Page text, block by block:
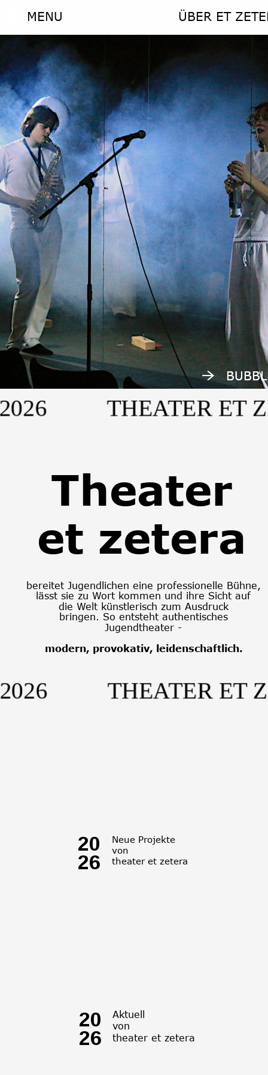
2026 THEATER ET
Theater
et zetera
bereitet Jugendlichen eine professionelle Bühne,
lässt sie zu Wort kommen und ihre Sicht auf
die Welt künstlerisch zum Ausdruck
bringen. So entsteht authentisches
Jugendtheater -
modern, provokativ, leidenschaftlich.
2026 THEATER ET
20
26
Neue Projekte
von
theater et zetera
20
26
Aktuell
von
theater et zetera
MENU ÜBER ET
ÜBER ET
MENU